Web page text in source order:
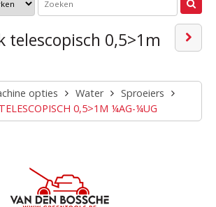
telescopisch 0,5>1m
opties Water
Sproeiers
0,5>1M ¼AG-¼UG